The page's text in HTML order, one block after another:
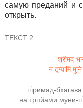
самую преданий и
открыть.
ТЕКСТ 2
श्रीमद्-
न तृप्यामि
ш́рӣмад-
на тр̣пйа̄ми муни-